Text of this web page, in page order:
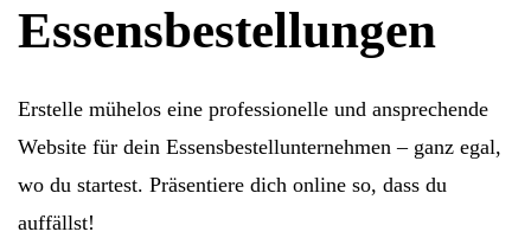
Essensbestellungen
Erstelle mühelos eine professionelle und ansprechende
Website für dein Essensbestellunternehmen – ganz egal,
wo du startest. Präsentiere dich online so, dass du
auffällst!